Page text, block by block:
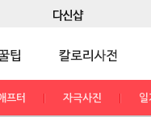
프터 자극사진 일